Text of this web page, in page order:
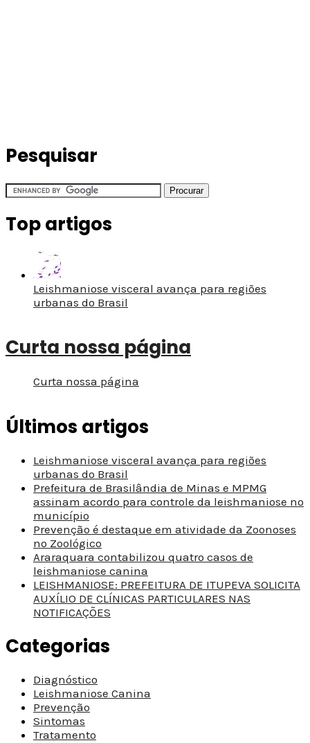
Pesquisar
Top artigos
Leishmaniose visceral avança para regiões
urbanas do Brasil
Curta nossa página
Curta nossa página
Últimos artigos
Leishmaniose visceral avança para regiões
urbanas do Brasil
Prefeitura de Brasilândia de Minas e MPMG
assinam acordo para controle da leishmaniose no
município
Prevenção é destaque em atividade da Zoonoses
no Zoológico
Araraquara contabilizou quatro casos de
leishmaniose canina
LEISHMANIOSE: PREFEITURA DE ITUPEVA SOLICITA
AUXÍLIO DE CLÍNICAS PARTICULARES NAS
NOTIFICAÇÕES
Categorias
Diagnóstico
Leishmaniose Canina
Prevenção
Sintomas
Tratamento